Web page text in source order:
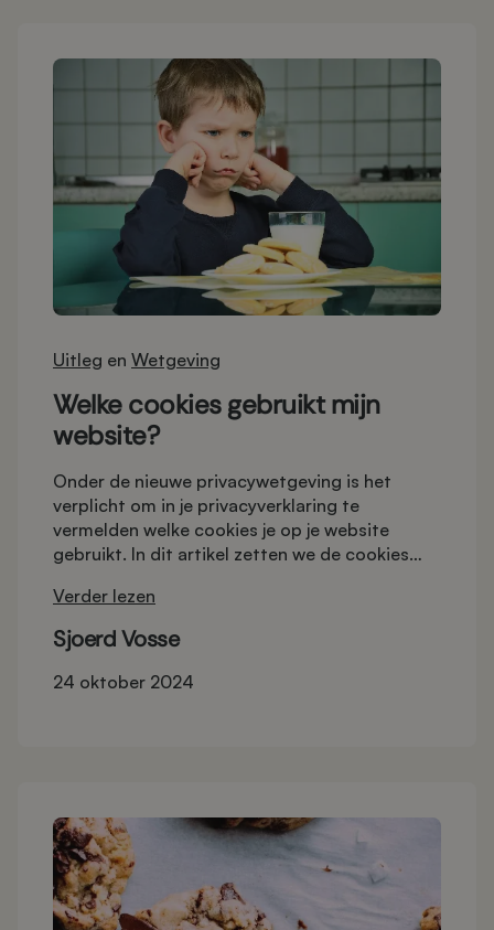
Uitleg en Wetgeving
Welke cookies gebruikt mijn
website?
Onder de nieuwe privacywetgeving is het
verplicht om in je privacyverklaring te
vermelden welke cookies je op je website
gebruikt. In dit artikel zetten we de cookies
alleen functionele cookies gebruikt hoef je
voor zover wij weten geen toestemming te
vragen. Let op dat wij geen juristen zijn, dus om
echt zeker te weten of je aan alle wetgeving
Verder lezen
Sjoerd Vosse
24 oktober 2024